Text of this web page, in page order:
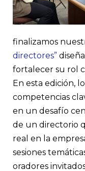
finalizamos
directores”
fortalecer su rol
En esta edición,
competencias
en un desafío
de un directorio
real en la
sesiones
oradores